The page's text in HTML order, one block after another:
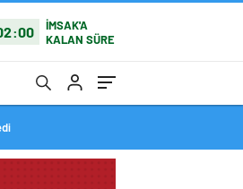
İMSAK'A
KALAN SÜRE